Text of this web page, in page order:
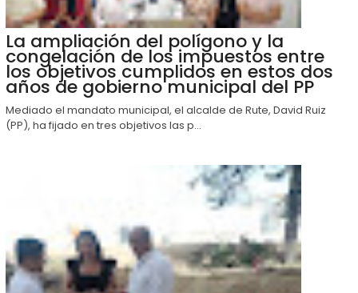
La ampliación del polígono y la
congelación de los impuestos entre
los objetivos cumplidos en estos dos
años de gobierno municipal del PP
Mediado el mandato municipal, el alcalde de Rute, David Ruiz
(PP), ha fijado en tres objetivos las p...